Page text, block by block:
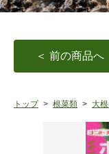
＜ 前の商品へ
トップ 根菜類 大